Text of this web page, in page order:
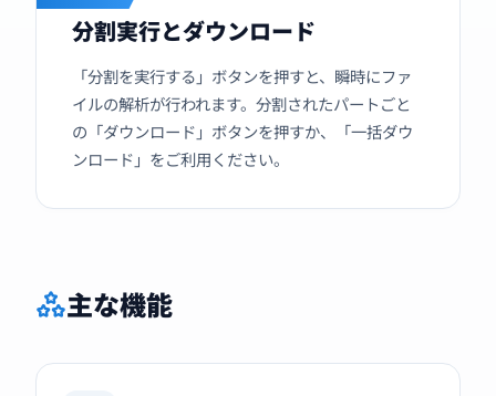
分割実行とダウンロード
「分割を実行する」ボタンを押すと、瞬時にファ
イルの解析が行われます。分割されたパートごと
の「ダウンロード」ボタンを押すか、「一括ダウ
ンロード」をご利用ください。
主な機能